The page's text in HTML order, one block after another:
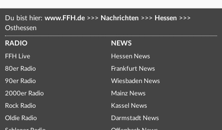
Du bist hier: www.FFH.de >>> Nachrichten >>> Hessen >>>
Osthessen
RADIO
FFH Live
80er Radio
90er Radio
2000er Radio
Rock Radio
Oldie Radio
NEWS
Hessen News
Frankfurt News
Wiesbaden News
Mainz News
Kassel News
Darmstadt News